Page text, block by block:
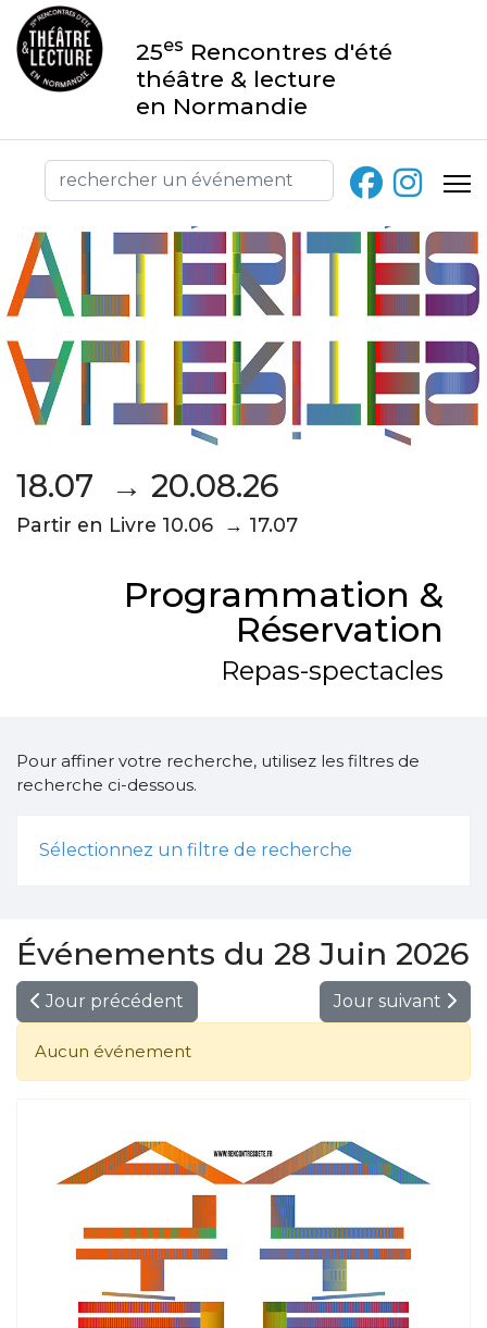
25es Rencontres d'été
théâtre & lecture
en Normandie
18.07 → 20.08.26
Partir en Livre 10.06 → 17.07
Programmation &
Réservation
Repas-spectacles
Pour affiner votre recherche, utilisez les filtres de
recherche ci-dessous.
Sélectionnez un filtre de recherche
Événements du 28 Juin 2026
Jour précédent Jour suivant
Aucun événement